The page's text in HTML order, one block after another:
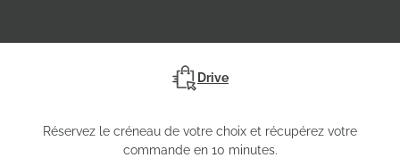
Drive
Réservez le créneau de votre choix et récupérez votre
commande en 10 minutes.